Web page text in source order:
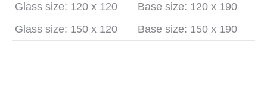
Glass size: 120 x 120
Base size: 120 x 190
Glass size: 150 x 120
Base size: 150 x 190